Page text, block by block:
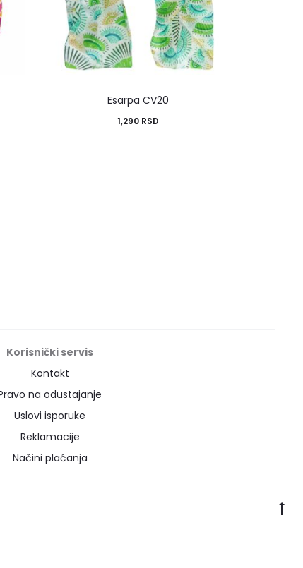
Esarpa CV20
1,290 RSD
Korisnički servis
Kontakt
na odustajanje
Uslovi isporuke
Reklamacije
Načini plaćanja